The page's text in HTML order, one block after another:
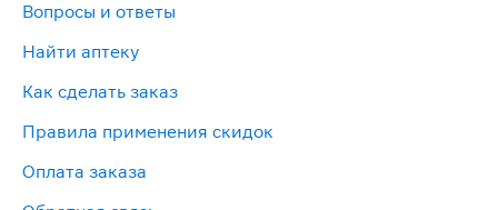
Вопросы и ответы
Найти аптеку
Как сделать заказ
Правила применения скидок
Оплата заказа